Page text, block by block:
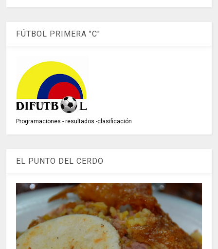
FÚTBOL PRIMERA "C"
Programaciones - resultados -clasificación
EL PUNTO DEL CERDO